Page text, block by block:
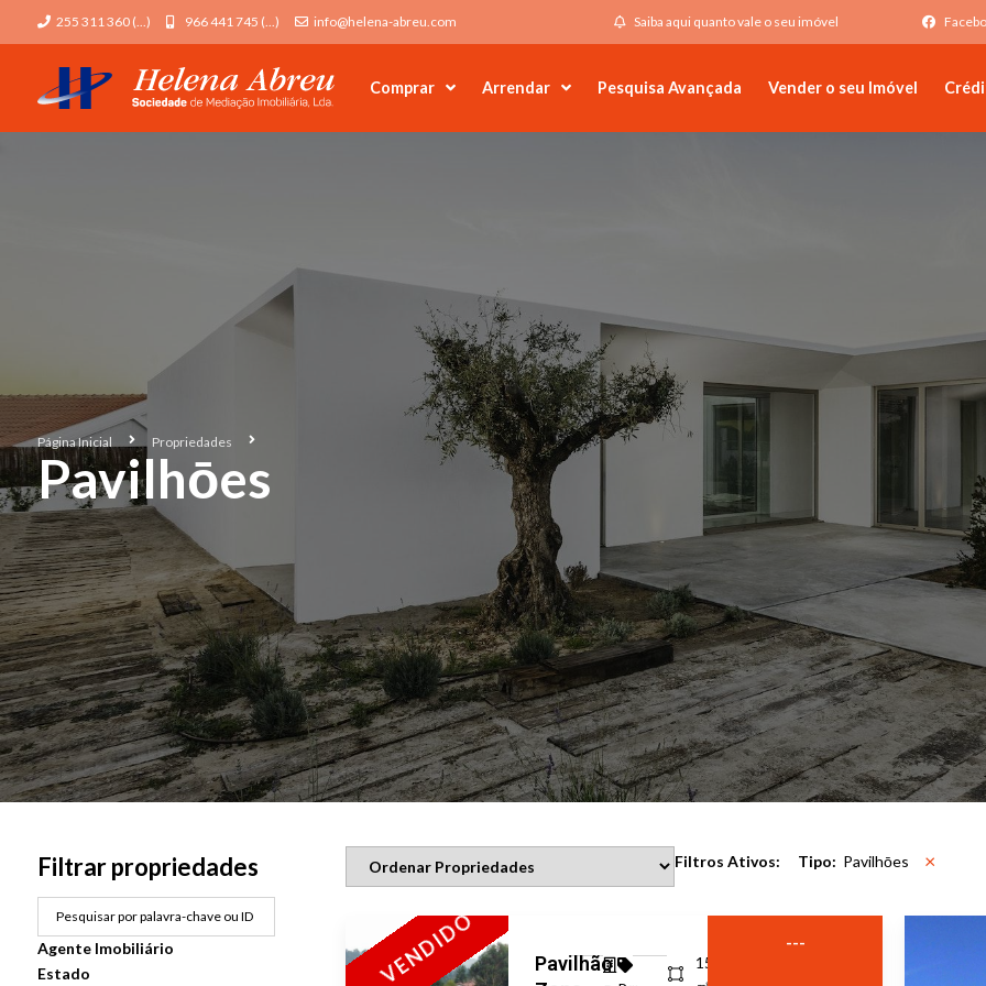
255 311 360 (...) 966 441 745 (...) info@helena-abreu.com Saiba aqui quanto vale o seu imóvel
Comprar Arrendar Pesquisa Avançada Vender o seu Imóvel
Pavilhōes
Página Inicial Propriedades
Filtrar propriedades
Agente Imobiliário
Estado
Filtros Ativos: Tipo: Pavilhōes ×
VENDIDO
Pavilhão
1520
---